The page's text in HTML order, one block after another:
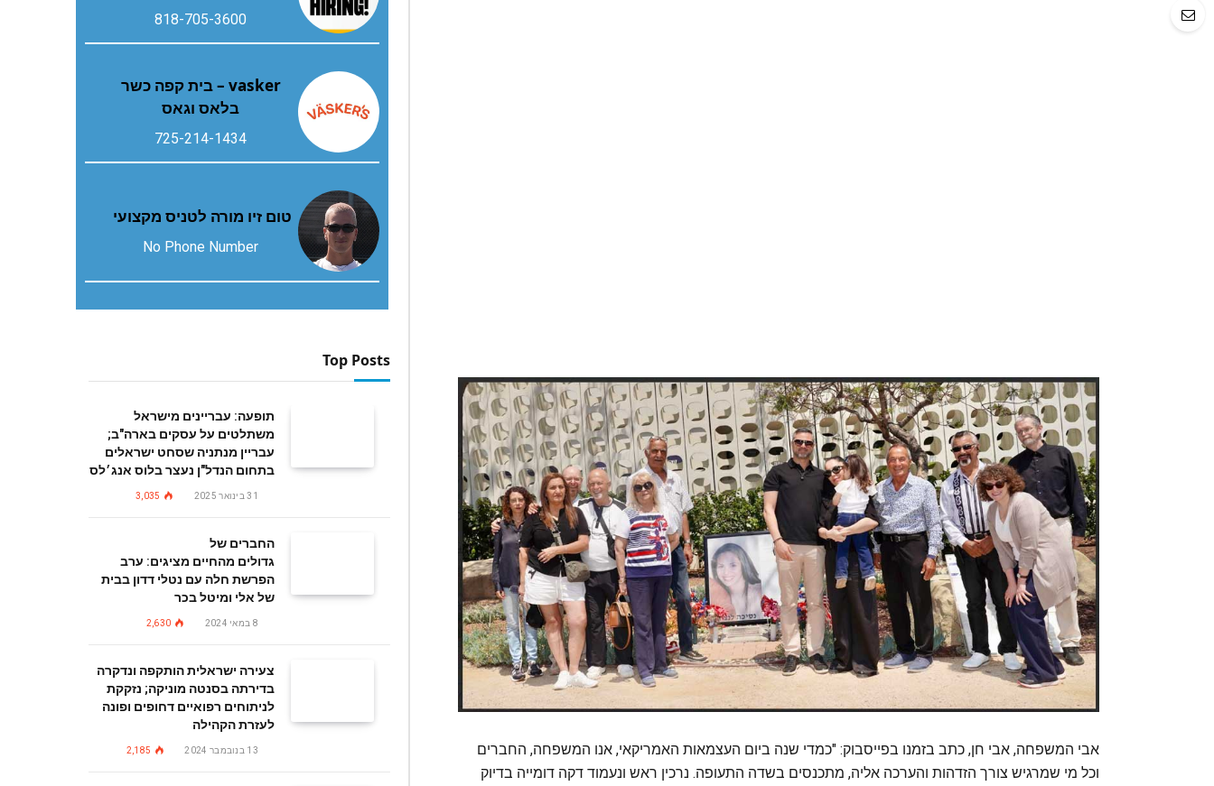
אבי המשפחה, אבי חן, כתב בזמנו בפייסבוק: "כמדי שנה ביום העצמאות האמריקאי, אנו המשפחה, החברים
וכל מי שמרגיש צורך הזדהות והערכה אליה, מתכנסים בשדה התעופה. נרכין ראש ונעמוד דקה דומייה בדיוק
818-705-3600
vasker – בית קפה כשר
בלאס וגאס
725-214-1434
טום זיו מורה לטניס מקצועי
No Phone Number
Top Posts
תופעה: עבריינים מישראל
משתלטים על עסקים בארה"ב;
עבריין מנתניה שסחט ישראלים
בתחום הנדל"ן נעצר בלוס אנג׳לס
31 בינואר 2025 3,035
החברים של
גדולים מהחיים מציגים: ערב
הפרשת חלה עם נטלי דדון בבית
של אלי ומיטל בכר
8 במאי 2024 2,630
צעירה ישראלית הותקפה ונדקרה
בדירתה בסנטה מוניקה; נזקקת
לניתוחים רפואיים דחופים ופונה
לעזרת הקהילה
13 בנובמבר 2024 2,185